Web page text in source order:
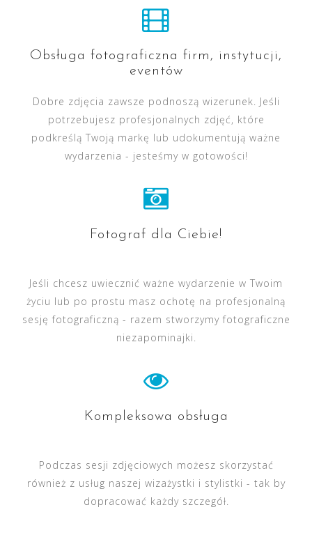
Obsługa fotograficzna firm, instytucji,
eventów
Dobre zdjęcia zawsze podnoszą wizerunek. Jeśli
potrzebujesz profesjonalnych zdjęć, które
podkreślą Twoją markę lub udokumentują ważne
wydarzenia - jesteśmy w gotowości!
Fotograf dla Ciebie!
Jeśli chcesz uwiecznić ważne wydarzenie w Twoim
życiu lub po prostu masz ochotę na profesjonalną
sesję fotograficzną - razem stworzymy fotograficzne
niezapominajki.
Kompleksowa obsługa
Podczas sesji zdjęciowych możesz skorzystać
również z usług naszej wizażystki i stylistki - tak by
dopracować każdy szczegół.